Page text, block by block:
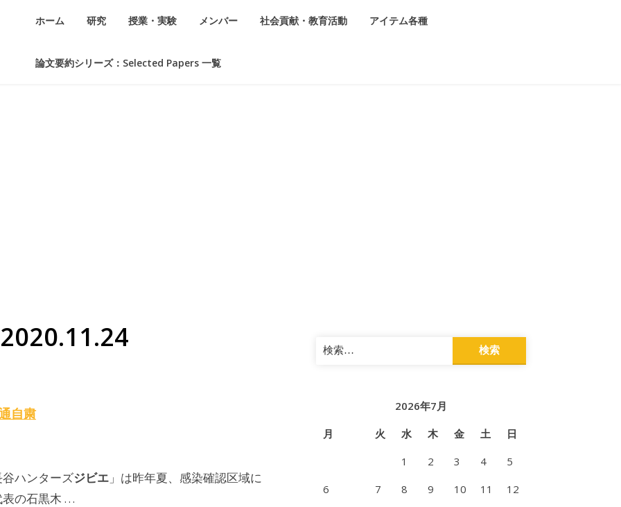
ホーム 研究 授業・実験 メンバー 社会貢献・教育活動 アイテム各種
論文要約シリーズ：Selected Papers 一覧
自粛
ハンターズジビエ 」は昨年夏、感染確認区域に
表の石黒木 …
検
索:
2026年7月
月
火 水 木 金 土
日
1
2 3 4
5
6
7 8 9 10 11
12